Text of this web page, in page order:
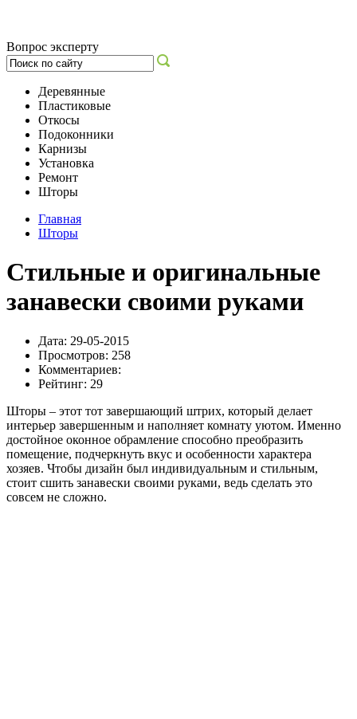
Вопрос эксперту
Деревянные
Пластиковые
Откосы
Подоконники
Карнизы
Установка
Ремонт
Шторы
Главная
Шторы
Стильные и оригинальные
занавески своими руками
Дата: 29-05-2015
Просмотров: 258
Комментариев:
Рейтинг: 29
Шторы – этот тот завершающий штрих, который делает
интерьер завершенным и наполняет комнату уютом. Именно
достойное оконное обрамление способно преобразить
помещение, подчеркнуть вкус и особенности характера
хозяев. Чтобы дизайн был индивидуальным и стильным,
стоит сшить занавески своими руками, ведь сделать это
совсем не сложно.